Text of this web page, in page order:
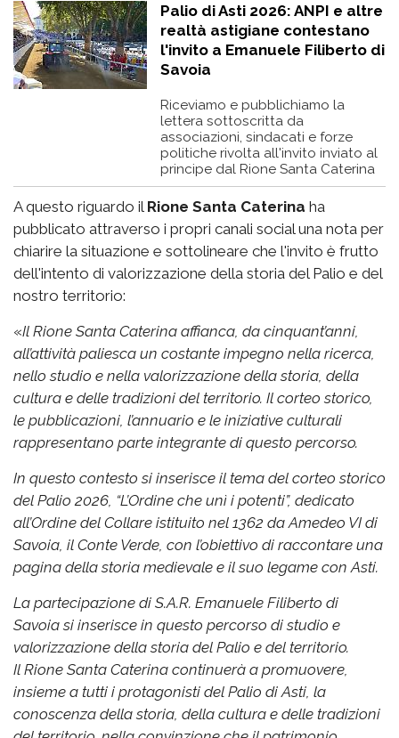
Palio di Asti 2026: ANPI e altre
realtà astigiane contestano
l'invito a Emanuele Filiberto di
Savoia
Riceviamo e pubblichiamo la
lettera sottoscritta da
associazioni, sindacati e forze
politiche rivolta all'invito inviato al
principe dal Rione Santa Caterina
A questo riguardo il Rione Santa Caterina ha
pubblicato attraverso i propri canali social una nota per
chiarire la situazione e sottolineare che l'invito è frutto
dell'intento di valorizzazione della storia del Palio e del
nostro territorio:
«Il Rione Santa Caterina affianca, da cinquant’anni,
all’attività paliesca un costante impegno nella ricerca,
nello studio e nella valorizzazione della storia, della
cultura e delle tradizioni del territorio. Il corteo storico,
le pubblicazioni, l’annuario e le iniziative culturali
rappresentano parte integrante di questo percorso.
In questo contesto si inserisce il tema del corteo storico
del Palio 2026, “L’Ordine che unì i potenti”, dedicato
all’Ordine del Collare istituito nel 1362 da Amedeo VI di
Savoia, il Conte Verde, con l’obiettivo di raccontare una
pagina della storia medievale e il suo legame con Asti.
La partecipazione di S.A.R. Emanuele Filiberto di
Savoia si inserisce in questo percorso di studio e
valorizzazione della storia del Palio e del territorio.
Il Rione Santa Caterina continuerà a promuovere,
insieme a tutti i protagonisti del Palio di Asti, la
conoscenza della storia, della cultura e delle tradizioni